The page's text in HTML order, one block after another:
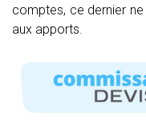
comptes, ce dernier
aux apports.